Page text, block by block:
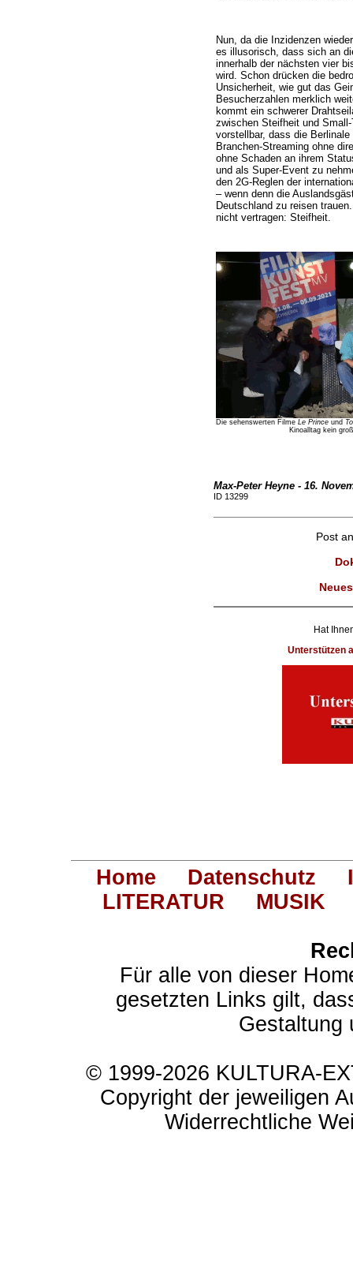
Nun, da die Inzidenzen
es illusorisch, dass sich an
innerhalb der nächsten vier
wird. Schon drücken die
Unsicherheit, wie gut das
Besucherzahlen merklich
kommt ein schwerer
zwischen Steifheit und
vorstellbar, dass die
Branchen-Streaming ohne
ohne Schaden an ihrem
und als Super-Event zu
den 2G-Reglen der
– wenn denn die
Deutschland zu reisen
nicht vertragen: Steifheit.
Die sehenswerten Filme Le Prince und
Kinoalltag kein
Max-Peter Heyne - 16.
ID 13299
Post
Hat
Unterstützen
Home Datenschutz
LITERATUR
MUSIK
Für alle von dieser
gesetzten Links gilt,
Gestaltung
© 1999-2026 KULTURA-
Copyright der jeweiligen
Widerrechtliche